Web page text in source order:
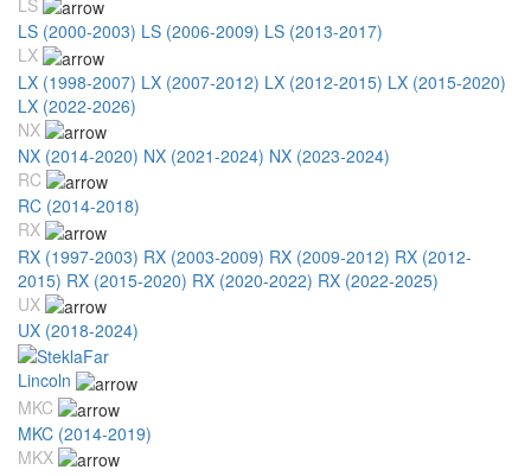
LS
LS (2000-2003) LS (2006-2009) LS (2013-2017)
LX
LX (1998-2007) LX (2007-2012) LX (2012-2015) LX (2015-2020)
LX (2022-2026)
NX
NX (2014-2020) NX (2021-2024) NX (2023-2024)
RC
RC (2014-2018)
RX
RX (1997-2003) RX (2003-2009) RX (2009-2012) RX (2012-
2015) RX (2015-2020) RX (2020-2022) RX (2022-2025)
UX
UX (2018-2024)
Lincoln
MKC
MKC (2014-2019)
MKX